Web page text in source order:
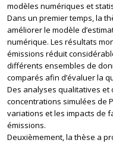
modèles numériques et
Dans un premier temps, la
améliorer le modèle
numérique. Les résultats
émissions réduit
différents ensembles de
comparés afin d’évaluer la
Des analyses qualitatives
concentrations simulées de
variations et les impacts de
émissions.
Deuxièmement, la thèse a